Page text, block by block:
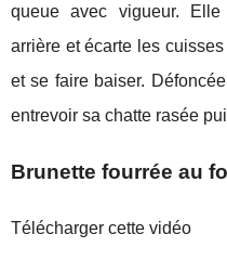
queue avec vigueur.
arrière et écarte les
et se faire baiser.
entrevoir sa chatte rasée
Brunette fourrée au
Télécharger cette vidéo